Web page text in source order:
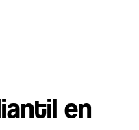
en